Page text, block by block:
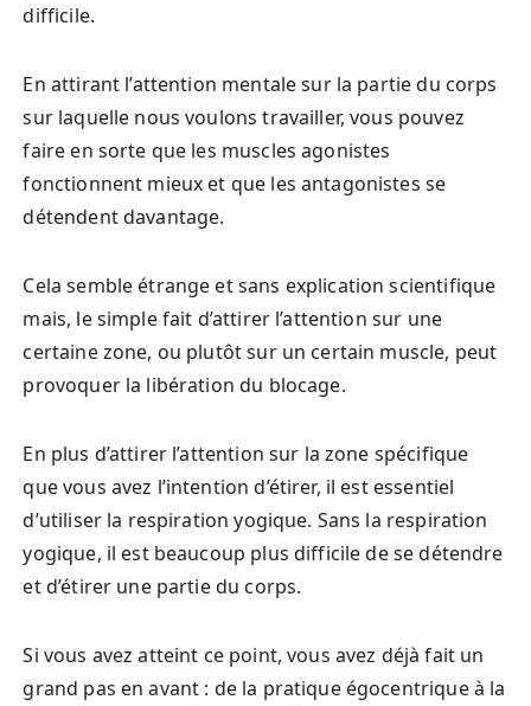
difficile.
En attirant l’attention mentale sur la partie du corps
sur laquelle nous voulons travailler, vous pouvez
faire en sorte que les muscles agonistes
fonctionnent mieux et que les antagonistes se
détendent davantage.
Cela semble étrange et sans explication scientifique
mais, le simple fait d’attirer l’attention sur une
certaine zone, ou plutôt sur un certain muscle, peut
provoquer la libération du blocage.
En plus d’attirer l’attention sur la zone spécifique
que vous avez l’intention d’étirer, il est essentiel
d’utiliser la respiration yogique. Sans la respiration
yogique, il est beaucoup plus difficile de se détendre
et d’étirer une partie du corps.
Si vous avez atteint ce point, vous avez déjà fait un
grand pas en avant : de la pratique égocentrique à la